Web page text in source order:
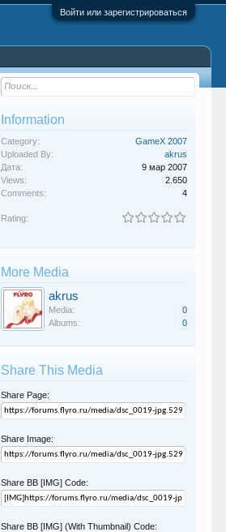
Войти или зарегистрироваться
Information
Category:
GameX 2007
Uploaded By:
akrus
Дата:
9 мар 2007
Views:
2.650
Comments:
4
Rating:
More Media
akrus
Media:
0
Albums:
0
Share This Media
Share Page:
Share Image:
Share BB [IMG] Code:
Share BB [IMG] (With Thumbnail) Code: